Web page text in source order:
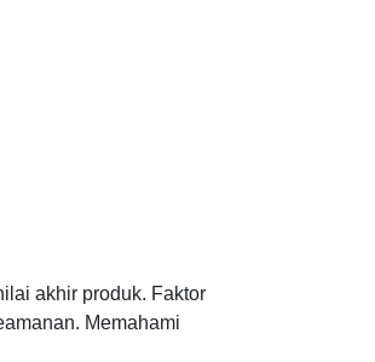
akhir produk. Faktor
Memahami